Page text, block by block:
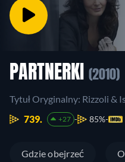
PARTNERKI (2010)
Tytuł Oryginalny: Rizzoli &
739.
+27 85%
Gdzie obejrzeć